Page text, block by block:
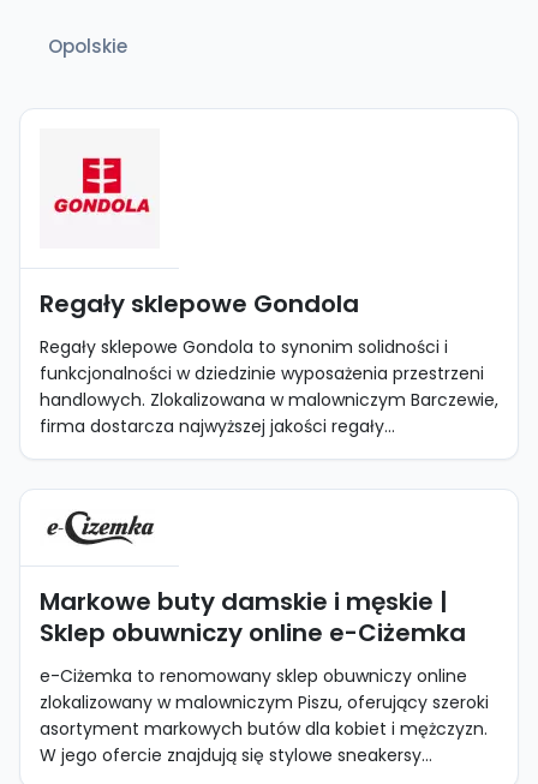
Opolskie
Regały sklepowe Gondola
Regały sklepowe Gondola to synonim solidności i
funkcjonalności w dziedzinie wyposażenia przestrzeni
handlowych. Zlokalizowana w malowniczym Barczewie,
firma dostarcza najwyższej jakości regały...
Markowe buty damskie i męskie |
Sklep obuwniczy online e-Ciżemka
e-Ciżemka to renomowany sklep obuwniczy online
zlokalizowany w malowniczym Piszu, oferujący szeroki
asortyment markowych butów dla kobiet i mężczyzn.
W jego ofercie znajdują się stylowe sneakersy...